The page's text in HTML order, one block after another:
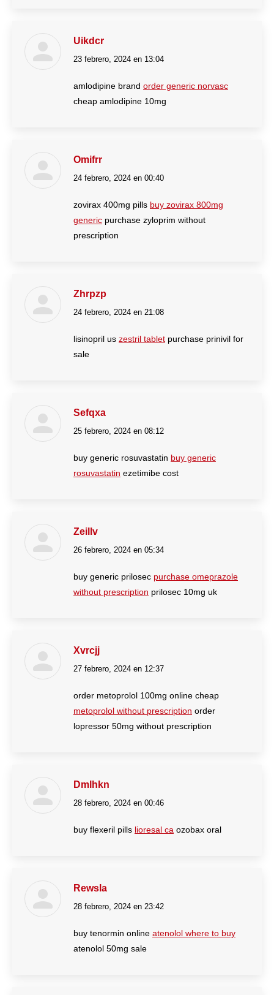
Uikdcr
dice:
23 febrero, 2024 en 13:04
amlodipine brand order generic norvasc
cheap amlodipine 10mg
Omifrr
dice:
24 febrero, 2024 en 00:40
zovirax 400mg pills buy zovirax 800mg
generic purchase zyloprim without
prescription
Zhrpzp
dice:
24 febrero, 2024 en 21:08
lisinopril us zestril tablet purchase prinivil for
sale
Sefqxa
dice:
25 febrero, 2024 en 08:12
buy generic rosuvastatin buy generic
rosuvastatin ezetimibe cost
Zeillv
dice:
26 febrero, 2024 en 05:34
buy generic prilosec purchase omeprazole
without prescription prilosec 10mg uk
Xvrcjj
dice:
27 febrero, 2024 en 12:37
order metoprolol 100mg online cheap
metoprolol without prescription order
lopressor 50mg without prescription
Dmlhkn
dice:
28 febrero, 2024 en 00:46
buy flexeril pills lioresal ca ozobax oral
Rewsla
dice:
28 febrero, 2024 en 23:42
buy tenormin online atenolol where to buy
atenolol 50mg sale